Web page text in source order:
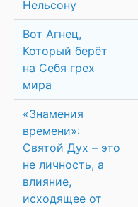
Нельсону
Вот Агнец,
Который берёт
на Себя грех
мира
«Знамения
времени»:
Святой Дух – это
не личность, а
влияние,
исходящее от